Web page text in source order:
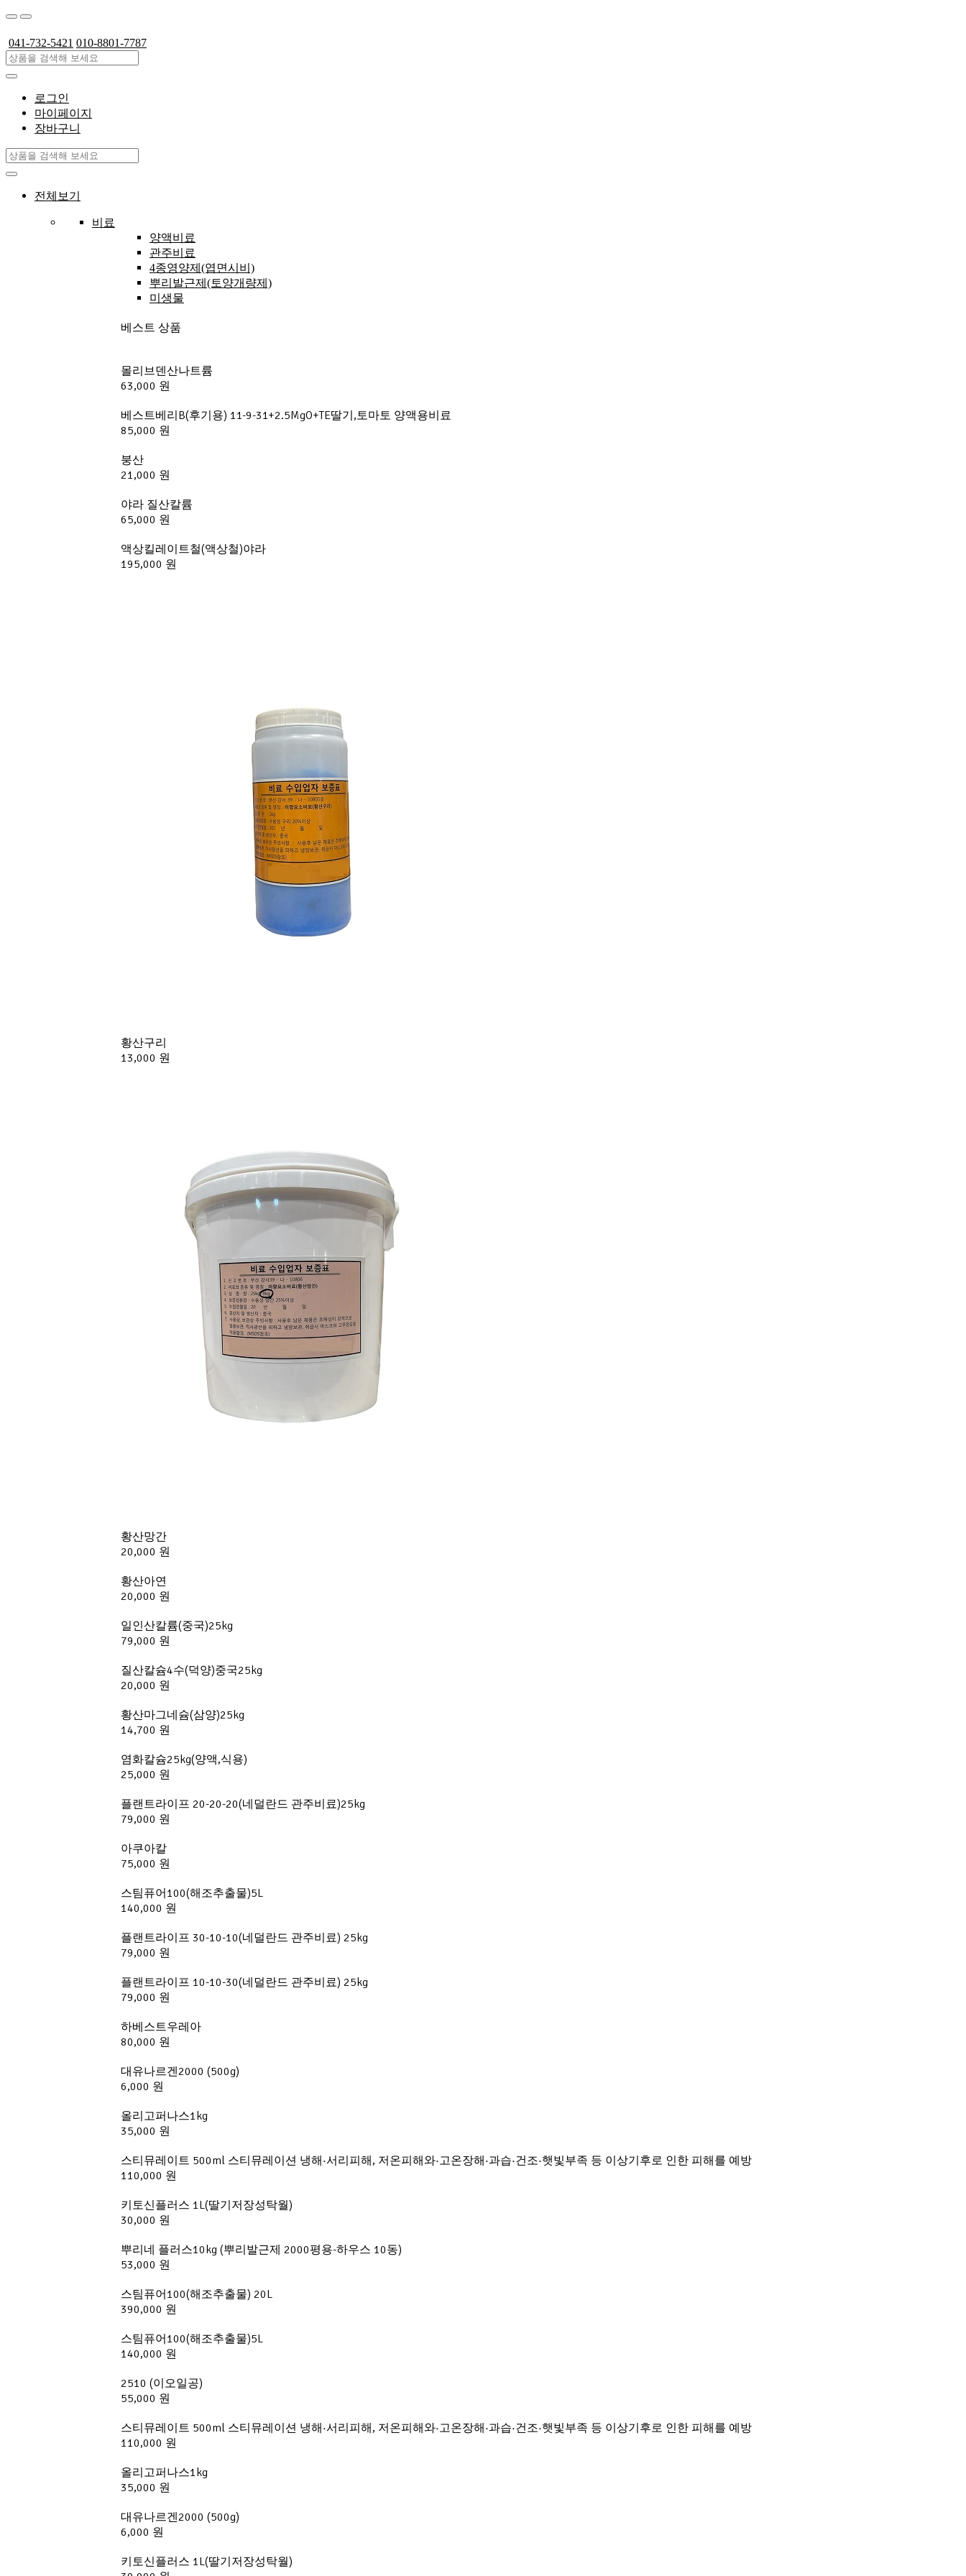
041-732-5421 010-8801-7787
로그인
마이페이지
장바구니
전체보기
비료
양액비료
관주비료
4종영양제(엽면시비)
뿌리발근제(토양개량제)
미생물
베스트 상품
몰리브덴산나트륨
63,000 원
베스트베리B(후기용) 11-9-31+2.5MgO+TE딸기,토마토 양액용비료
85,000 원
붕산
21,000 원
야라 질산칼륨
65,000 원
액상킬레이트철(액상철)야라
195,000 원
황산구리
13,000 원
황산망간
20,000 원
황산아연
20,000 원
일인산칼륨(중국)25kg
79,000 원
질산칼슘4수(덕양)중국25kg
20,000 원
황산마그네슘(삼양)25kg
14,700 원
염화칼슘25kg(양액,식용)
25,000 원
플랜트라이프 20-20-20(네덜란드 관주비료)25kg
79,000 원
아쿠아칼
75,000 원
스팀퓨어100(해조추출물)5L
140,000 원
플랜트라이프 30-10-10(네덜란드 관주비료) 25kg
79,000 원
플랜트라이프 10-10-30(네덜란드 관주비료) 25kg
79,000 원
하베스트우레아
80,000 원
대유나르겐2000 (500g)
6,000 원
올리고퍼나스1kg
35,000 원
스티뮤레이트 500ml 스티뮤레이션 냉해·서리피해, 저온피해와·고온장해·과습·건조·햇빛부족 등 이상기후로 인한 피해를 예방
110,000 원
키토신플러스 1L(딸기저장성탁월)
30,000 원
뿌리네 플러스10kg (뿌리발근제 2000평용-하우스 10동)
53,000 원
스팀퓨어100(해조추출물) 20L
390,000 원
스팀퓨어100(해조추출물)5L
140,000 원
2510 (이오일공)
55,000 원
스티뮤레이트 500ml 스티뮤레이션 냉해·서리피해, 저온피해와·고온장해·과습·건조·햇빛부족 등 이상기후로 인한 피해를 예방
110,000 원
올리고퍼나스1kg
35,000 원
대유나르겐2000 (500g)
6,000 원
키토신플러스 1L(딸기저장성탁월)